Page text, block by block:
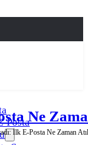
PostaNe
İlk E-Posta Ne Zaman